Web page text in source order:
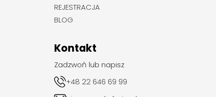
REJESTRACJA
BLOG
Kontakt
Zadzwoń lub napisz
+48 22 646 69 99